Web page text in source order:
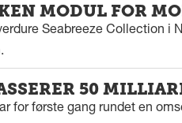
MODUL FOR
Seabreeze Collection i
50
for første gang rundet en